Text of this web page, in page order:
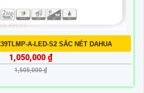
A-LED-S2 SẮC NÉT DAHUA
1,050,000 ₫
1,505,000 ₫